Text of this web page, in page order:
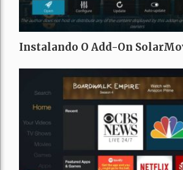
Instalando O Add-On